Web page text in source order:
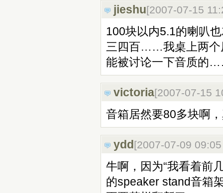
jieshu[2007-07-15
100块以内5.1的喇叭
三四百……我桌上两个
能被讨论一下音质的
victoria[2007-07-15
音箱居然要80多块啊
ydd[2007-07-09
牛啊，因为“我看着前
的speaker stand音箱